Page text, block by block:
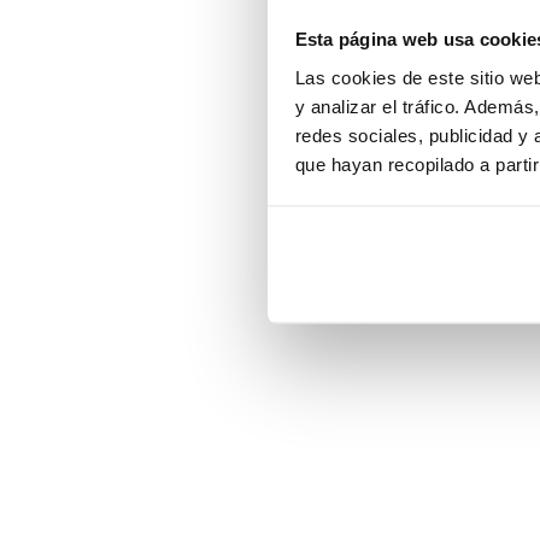
Esta página web usa
Las cookies de este sitio
y analizar el tráfico.
redes sociales, publicidad y
que hayan recopilado a
Application